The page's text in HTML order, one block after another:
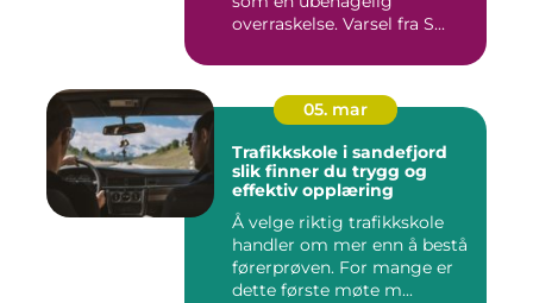
overraskelse. Varsel fra S...
05. mar
Trafikkskole i sandefjord
slik finner du trygg og
effektiv opplæring
Å velge riktig trafikkskole
handler om mer enn å bestå
førerprøven. For mange er
dette første møte m...